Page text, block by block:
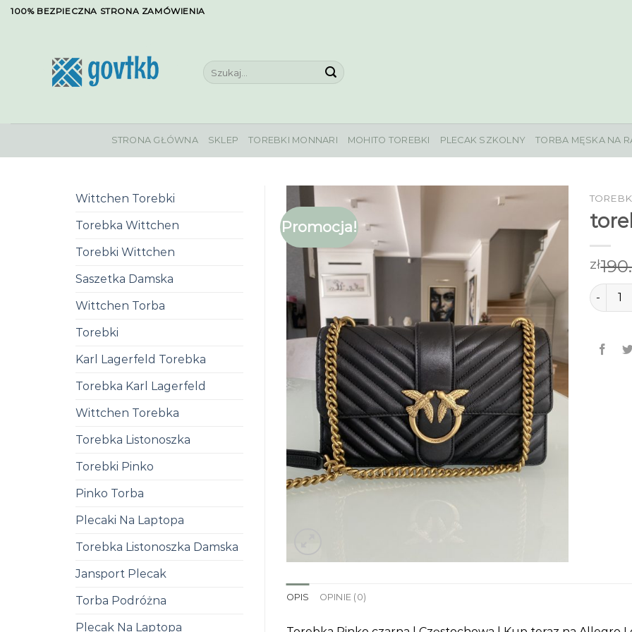
Skip100% BEZPIECZNA STRONA ZAMÓWIENIA
Szukaj:
STRONA GŁÓWNA SKLEP TOREBKI MONNARI MOHITO TOREBKI PLECAK SZKOLNY TORBA MĘSKA NA
Wittchen Torebki
Torebka Wittchen
Torebki Wittchen
Saszetka Damska
Wittchen Torba
Torebki
Karl Lagerfeld Torebka
Torebka Karl Lagerfeld
Wittchen Torebka
Torebka Listonoszka
Torebki Pinko
Pinko Torba
Plecaki Na Laptopa
Torebka Listonoszka Damska
Jansport Plecak
Torba Podróżna
Plecak Na Laptopa
Promocja!
zł
ilość
OPIS OPINIE (0)